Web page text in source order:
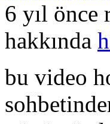
6 yıl önce
hakkında
bu video